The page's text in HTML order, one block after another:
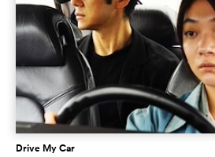
Drive My Car